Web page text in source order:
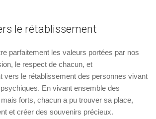
le rétablissement
parfaitement les valeurs portées par nos
le respect de chacun, et
vers le rétablissement des personnes vivant
En vivant ensemble des
forts, chacun a pu trouver sa place,
et créer des souvenirs précieux.